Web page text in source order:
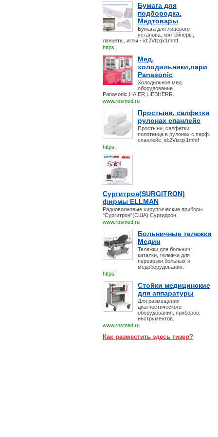
Бумага для
подбородка.
Медтовары
Бумага для лицевого
установа, контейнеры,
ланцеты, иглы - id:2Vtzqx1mhtf
https:
Мед.
холодильники,лари
Panasonic
Холодильное мед.
оборудование
Panasonic,HAIER,LIEBHERR.
www.rosmed.ru
Простыни, салфетки
рулонах спанлейс
Простыни, салфетки,
полотенца в рулонах с перф.
спанлейс. id:2Vtzqx1mhtf
https:
Сургитрон(SURGITRON)
фирмы ELLMAN
Радиоволновые хирургические приборы
"Сургитрон"(США) Сургидрон.
www.rosmed.ru
Больничные тележки
Медин
Тележки для больниц:
каталки, тележки для
перевозки больных и
медоборудования.
https:
Стойки медицинские
для аппаратуры
Для размещения
диагностического
оборудования, приборов,
инструментов.
www.rosmed.ru
Как разместить здесь тизер?